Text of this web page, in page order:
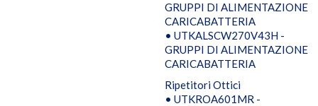
GRUPPI DI ALIMENTAZIONE
CARICABATTERIA
• UTKALSCW270V43H -
GRUPPI DI ALIMENTAZIONE
CARICABATTERIA
Ripetitori Ottici
• UTKROA601MR -